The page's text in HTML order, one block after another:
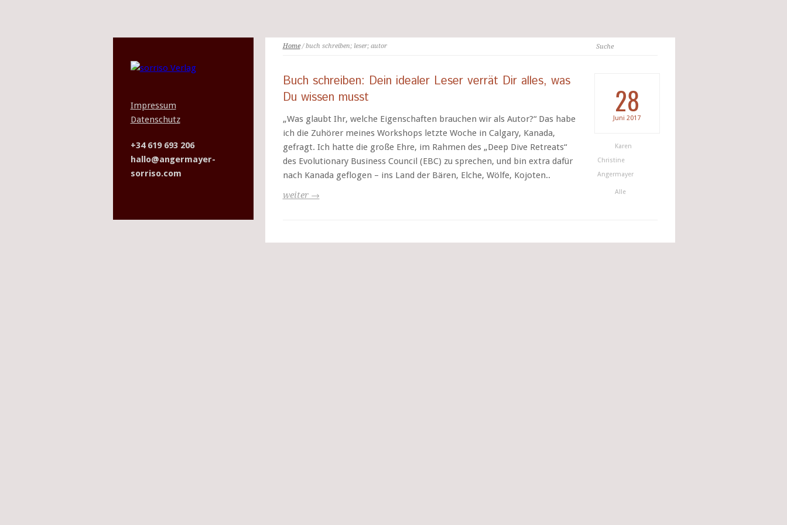
Home/ buch schreiben; leser; autor
Buch schreiben: Dein idealer Leser verrät Dir alles, was
Du wissen musst
„Was glaubt Ihr, welche Eigenschaften brauchen wir als Autor?“ Das habe
ich die Zuhörer meines Workshops letzte Woche in Calgary, Kanada,
gefragt. Ich hatte die große Ehre, im Rahmen des „Deep Dive Retreats“
des Evolutionary Business Council (EBC) zu sprechen, und bin extra dafür
nach Kanada geflogen – ins Land der Bären, Elche, Wölfe, Kojoten..
weiter →
28
Juni 2017
Karen
Christine
Angermayer
Alle
Impressum
Datenschutz
+34 619 693 206
hallo@angermayer-
sorriso.com